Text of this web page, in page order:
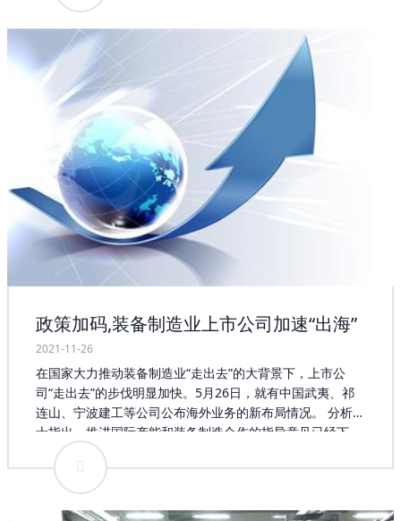
要在明确的产业发展目标和发展重点的指引下，系统地推进
轴承产业的发展，以期实现由轴承生产大国向轴承生产强国
的转变。我国轴承行业发展至今，已经有了比较完善的行业
基础。我国轴承市场的发展时间却比较短，起步较发达国家
落后不少。作为现代化工业生产不可或缺的重要装备，轴承
市场已经成为国家重要的战略装备，它的技术水平可以反映
一个国家的综合国力。过去，我国还不能自主生产轴承市场
的时候都是以高昂的价格从国外引进产品，而技术还是掌握
在发达国家手中。 政府相关部门负责人应该倾力支持轴承产
业发展，根据企业发展实际需求，采取多种发展模式，扩宽
企业发展空间，让企业在适合自身的发展模式中找到共同利
益，达成合作意识，合力把轴承产业规模做大，把企业做
强。轴承工厂店的专家在这一方面，提出了应对建议，用好
用活现有的基础条件，搭建好政府扶持平台，推动产业稳步
发展；直面当前轴承产业发展存在的问题和困难，共同解决
持力度；要有计划有目标引进有实力的企业入驻，通过大企
业来带动小企业发展，把轴承产业不断做大做强。同时，要
加强与政府、金融机构的沟通联系，相互支持，携手共进。
政策加码,装备制造业上市公司加速“出海”
2021-11-26
在国家大力推动装备制造业“走出去”的大背景下，上市公
司“走出去”的步伐明显加快。5月26日，就有中国武夷、祁
连山、宁波建工等公司公布海外业务的新布局情况。 分析人
士指出，推进国际产能和装备制造合作的指导意见已经下
发，相关配套政策措施将陆续出台，装备制造、工程施工等
重点行业将明显受益扶持政策，相关上市公司表现值得期
待。上市公司加速“走出去” 中国武夷5月26日公告称，公司
近日在肯尼亚、埃塞俄比亚和乌干达等国家先后承接到四个